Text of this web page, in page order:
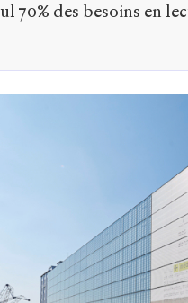
70% des besoins en